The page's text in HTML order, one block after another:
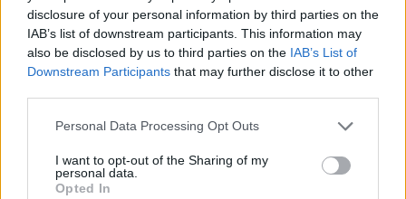
disclosure of your personal information by third parties on the
IAB’s list of downstream participants. This information may
also be disclosed by us to third parties on the IAB’s List of
Downstream Participants that may further disclose it to other
Personal Data Processing Opt Outs
I want to opt-out of the Sharing of my
personal data.
Opted In
Shtuarmë1.09.2025 21:12